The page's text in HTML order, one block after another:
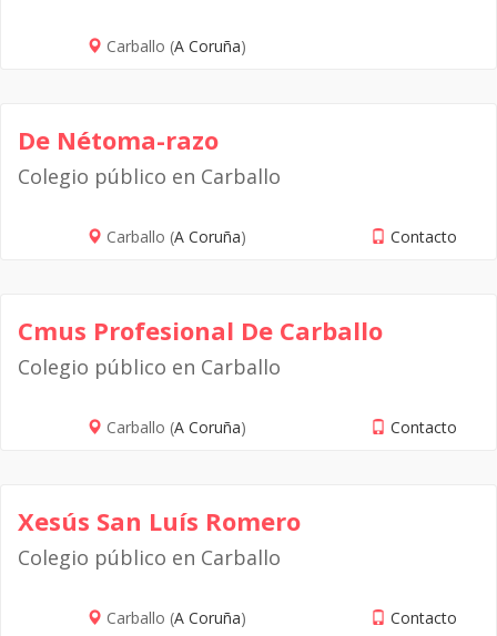
Carballo (A Coruña)
De Nétoma-razo
Colegio público en Carballo
Carballo (A Coruña) Contacto
Cmus Profesional De Carballo
Colegio público en Carballo
Carballo (A Coruña) Contacto
Xesús San Luís Romero
Colegio público en Carballo
Carballo (A Coruña) Contacto